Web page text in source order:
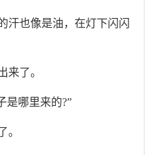
汗也像是油，在灯下闪闪
来了。
是哪里来的?”
。